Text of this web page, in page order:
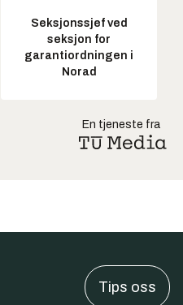
Seksjonssjef ved
seksjon for
garantiordningen i
Norad
En tjeneste fra
Tips oss